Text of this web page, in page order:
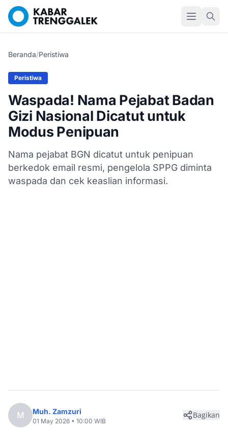
Beranda/Peristiwa
Peristiwa
Waspada! Nama Pejabat Badan
Gizi Nasional Dicatut untuk
Modus Penipuan
Nama pejabat BGN dicatut untuk penipuan
berkedok email resmi, pengelola SPPG diminta
waspada dan cek keaslian informasi.
M Muh. Zamzuri
01 May 2026 • 10:00 WIB
Bagikan